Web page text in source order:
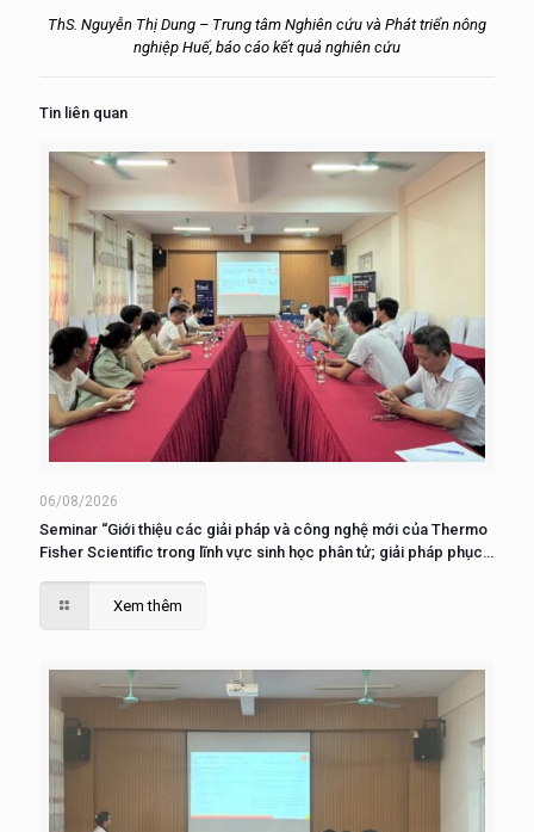
ThS. Nguyễn Thị Dung – Trung tâm Nghiên cứu và Phát triển nông
nghiệp Huế, báo cáo kết quả nghiên cứu
Tin liên quan
06/08/2026
Seminar “Giới thiệu các giải pháp và công nghệ mới của Thermo
Fisher Scientific trong lĩnh vực sinh học phân tử; giải pháp phục
Xem thêm